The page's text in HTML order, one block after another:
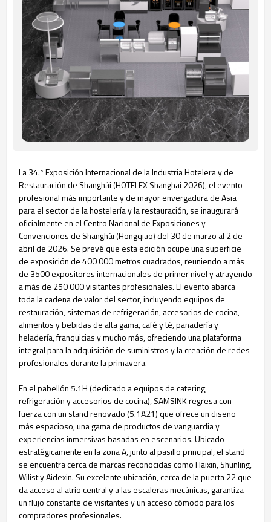
La 34.ª Exposición Internacional de la Industria Hotelera y de
Restauración de Shanghái (HOTELEX Shanghai 2026), el evento
profesional más importante y de mayor envergadura de Asia
para el sector de la hostelería y la restauración, se inaugurará
oficialmente en el Centro Nacional de Exposiciones y
Convenciones de Shanghái (Hongqiao) del 30 de marzo al 2 de
abril de 2026. Se prevé que esta edición ocupe una superficie
de exposición de 400 000 metros cuadrados, reuniendo a más
de 3500 expositores internacionales de primer nivel y atrayendo
a más de 250 000 visitantes profesionales. El evento abarca
toda la cadena de valor del sector, incluyendo equipos de
restauración, sistemas de refrigeración, accesorios de cocina,
alimentos y bebidas de alta gama, café y té, panadería y
heladería, franquicias y mucho más, ofreciendo una plataforma
integral para la adquisición de suministros y la creación de redes
profesionales durante la primavera.
En el pabellón 5.1H (dedicado a equipos de catering,
refrigeración y accesorios de cocina), SAMSINK regresa con
fuerza con un stand renovado (5.1A21) que ofrece un diseño
más espacioso, una gama de productos de vanguardia y
experiencias inmersivas basadas en escenarios. Ubicado
estratégicamente en la zona A, junto al pasillo principal, el stand
se encuentra cerca de marcas reconocidas como Haixin, Shunling,
Wilist y Aidexin. Su excelente ubicación, cerca de la puerta 22 que
da acceso al atrio central y a las escaleras mecánicas, garantiza
un flujo constante de visitantes y un acceso cómodo para los
compradores profesionales.